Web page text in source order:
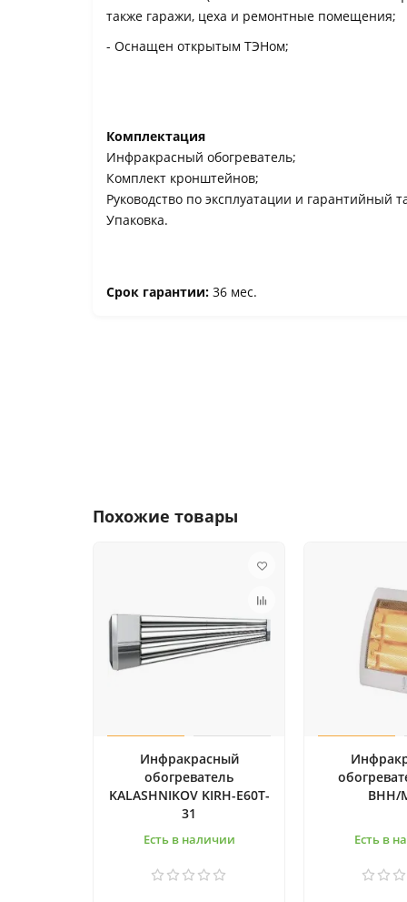
также гаражи, цеха и ремонтные помещения;
- Оснащен открытым ТЭНом;
Комплектация
Инфракрасный обогреватель;
Комплект кронштейнов;
Руководство по эксплуатации и гарантийный
Упаковка.
Срок гарантии: 36 мес.
Похожие товары
Инфракрасный
обогреватель
KALASHNIKOV KIRH-E60T-
31
Есть в наличии
BHH/
Есть в